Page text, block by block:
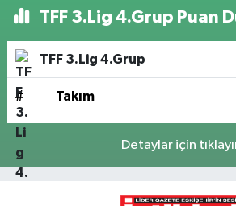
TFF 3.Lig 4.Grup Puan
TFF 3.Lig 4.Grup
# Takım
Detaylar için